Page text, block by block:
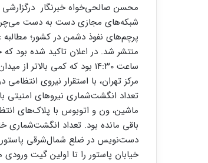
محسن صالحی‌خواه خبرنگار درگزارشی
شبکه‌های مجازی دست به دست
پرچم‌های نفوذ دشمن در کشور؛
منتشر شد. در اعلان تاکید شده بود
ساعت ۱۴:۳۰ بود که کمی
مرکز تهران، با استقرار نیروی
تعداد انگشت‌شماری نیروهای امنیتی
ماشین، ون و اتوبوس با پلاک‌های
باقی مانده بود. تعداد انگشت‌شماری
دست‌نویس در ضلع شمال‌شرقی پاستور
خیابان پاستور را تا اولین گیت